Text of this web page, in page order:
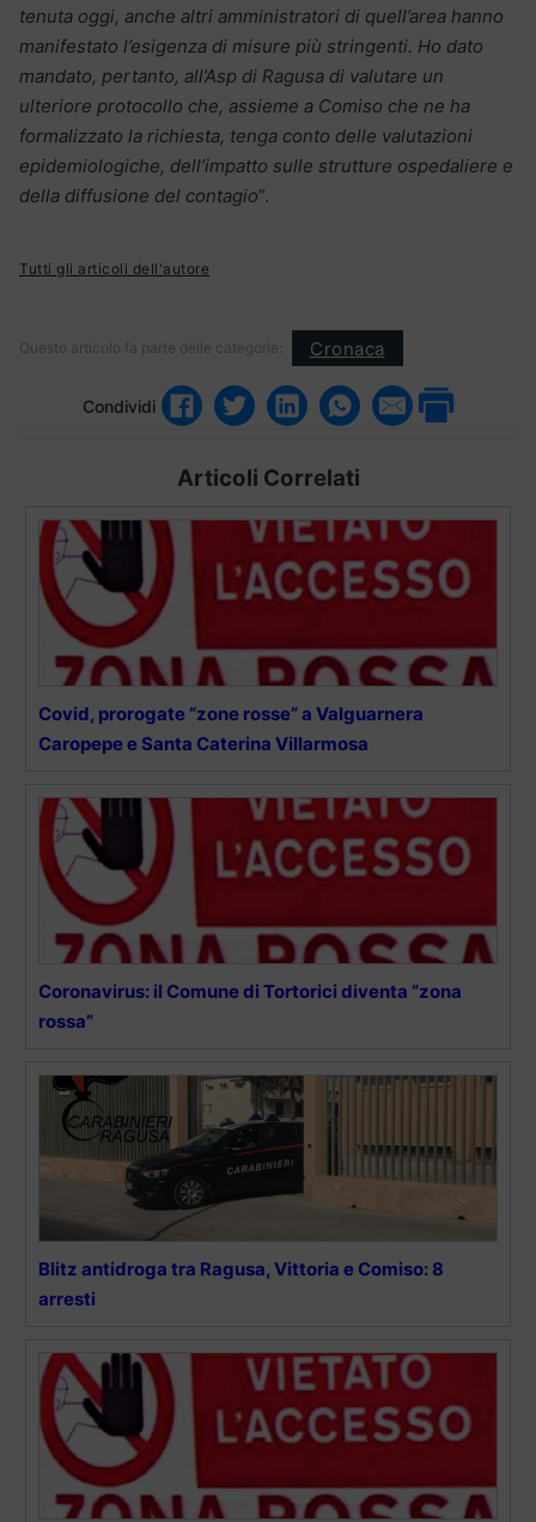
tenuta oggi, anche altri amministratori di quell’area hanno
manifestato l’esigenza di misure più stringenti. Ho dato
mandato, pertanto, all’Asp di Ragusa di valutare un
ulteriore protocollo che, assieme a Comiso che ne ha
formalizzato la richiesta, tenga conto delle valutazioni
epidemiologiche, dell’impatto sulle strutture ospedaliere e
della diffusione del contagio”.
Tutti gli articoli dell'autore
Questo articolo fa parte delle categorie: Cronaca
Condividi
Articoli Correlati
Covid, prorogate “zone rosse” a Valguarnera
Caropepe e Santa Caterina Villarmosa
Coronavirus: il Comune di Tortorici diventa “zona
rossa”
Blitz antidroga tra Ragusa, Vittoria e Comiso: 8
arresti